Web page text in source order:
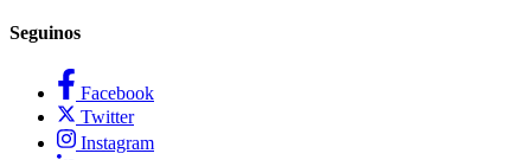
Seguinos
Facebook
Twitter
Instagram